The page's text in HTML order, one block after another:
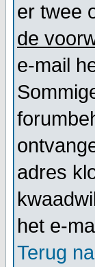
er twee
de
e-mail
adres
het e-
Terug